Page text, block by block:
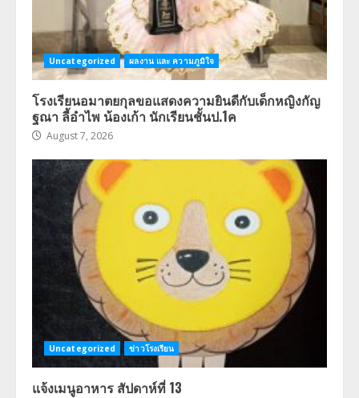
Uncategorized ผลงาน และ ความภูมิใจ
โรงเรียนอมาตยกุลขอแสดงความยินดีกับเด็กหญิงกัญ
ฐณา ลี้อำไพ น้องเก้า นักเรียนชั้นป.1ค
August 7, 2026
Uncategorized ข่าวโรงเรียน
แจ้งเมนูอาหาร สัปดาห์ที่ 13